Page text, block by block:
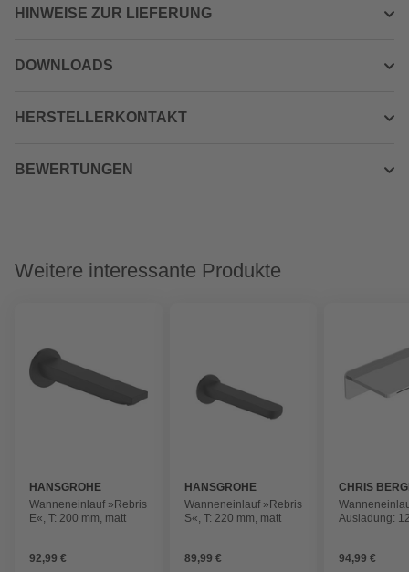
HINWEISE ZUR LIEFERUNG
DOWNLOADS
HERSTELLERKONTAKT
BEWERTUNGEN
Weitere interessante Produkte
HANSGROHE
Wanneneinlauf »Rebris
E«, T: 200 mm, matt
92,99 €
HANSGROHE
Wanneneinlauf »Rebris
S«, T: 220 mm, matt
89,99 €
CHRIS
Ausladung:
94,99 €